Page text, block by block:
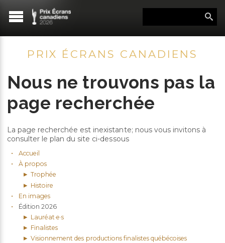
PRIX ÉCRANS CANADIENS
Nous ne trouvons pas la
page recherchée
La page recherchée est inexistante; nous vous invitons à
consulter le plan du site ci-dessous
Accueil
À propos
Trophée
Histoire
En images
Édition 2026
Lauréat·e·s
Finalistes
Visionnement des productions finalistes québécoises